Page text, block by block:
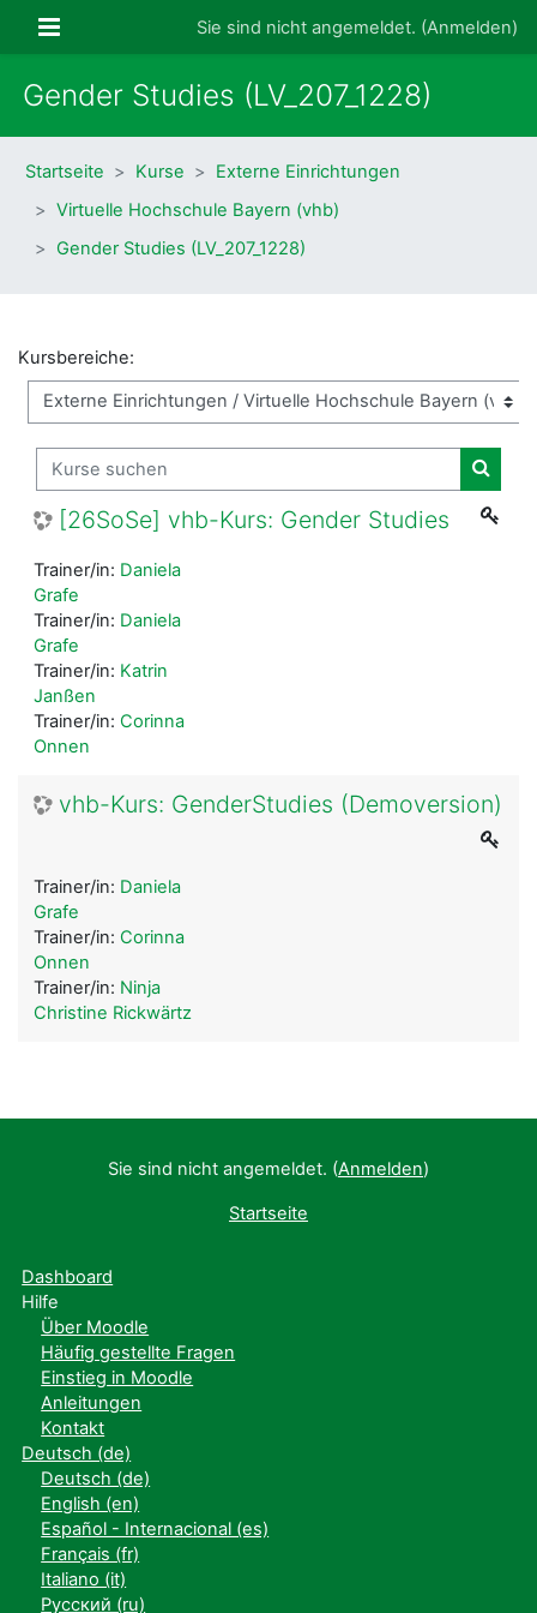
Website-ÜbersichtSie sind nicht angemeldet. (Anmelden)
Gender Studies (LV_207_1228)
Startseite Kurse
Externe Einrichtungen
Virtuelle Hochschule Bayern (vhb)
Gender Studies (LV_207_1228)
Kursbereiche:
Kurse suchen
Kurse
[26SoSe] vhb-Kurs: Gender Studies
Trainer/in: Daniela
Grafe
Trainer/in: Daniela
Grafe
Trainer/in: Katrin
Janßen
Trainer/in: Corinna
Onnen
vhb-Kurs: GenderStudies (Demoversion)
Trainer/in: Daniela
Grafe
Trainer/in: Corinna
Onnen
Trainer/in: Ninja
Christine Rickwärtz
Sie sind nicht angemeldet. (Anmelden)
Startseite
Dashboard
Hilfe
Über Moodle
Häufig gestellte Fragen
Einstieg in Moodle
Anleitungen
Kontakt
Deutsch ‎(de)‎
Deutsch ‎(de)‎
English ‎(en)‎
Español - Internacional ‎(es)‎
Français ‎(fr)‎
Italiano ‎(it)‎
Русский ‎(ru)‎